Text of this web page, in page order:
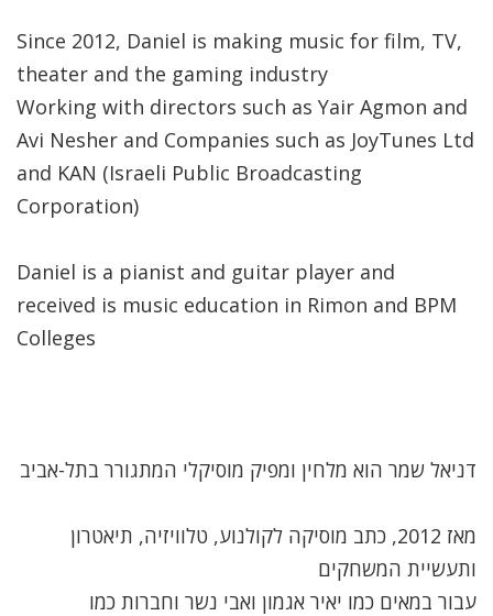
Since 2012, Daniel is making music for film, TV,
theater and the gaming industry
Working with directors such as Yair Agmon and
Avi Nesher and Companies such as JoyTunes Ltd
and KAN (Israeli Public Broadcasting
Corporation)
Daniel is a pianist and guitar player and
received is music education in Rimon and BPM
Colleges
דניאל שמר הוא מלחין ומפיק מוסיקלי המתגורר בתל-אביב
מאז 2012, כתב מוסיקה לקולנוע, טלוויזיה, תיאטרון
ותעשיית המשחקים
עבור במאים כמו יאיר אגמון ואבי נשר וחברות כמו